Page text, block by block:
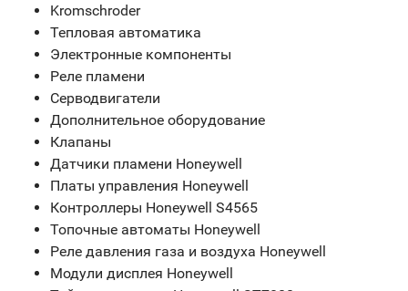
Kromschroder
Тепловая автоматика
Электронные компоненты
Реле пламени
Серводвигатели
Дополнительное оборудование
Клапаны
Датчики пламени Honeywell
Платы управления Honeywell
Контроллеры Honeywell S4565
Топочные автоматы Honeywell
Реле давления газа и воздуха Honeywell
Модули дисплея Honeywell